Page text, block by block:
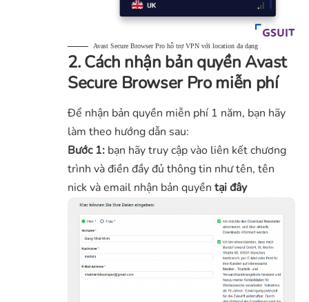
Avast Secure Browser Pro hỗ trợ VPN với location đa dạng
2. Cách nhận bản quyền Avast
Secure Browser Pro miễn phí
Để nhận bản quyền miễn phí 1 năm, bạn hãy
làm theo hướng dẫn sau:
Bước 1: bạn hãy truy cập vào liên kết chương
trình và điền đầy đủ thông tin như tên, tên
nick và email nhận bản quyền tại đây